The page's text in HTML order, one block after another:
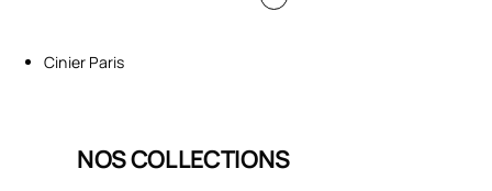
Cinier Paris
NOS COLLECTIONS